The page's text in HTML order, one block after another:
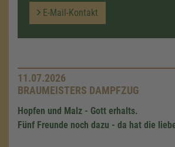
E-Mail-Kontakt
11.07.2026
BRAUMEISTERS DAMPFZUG
Hopfen und Malz - Gott erhalts.
Fünf Freunde noch dazu - da hat die